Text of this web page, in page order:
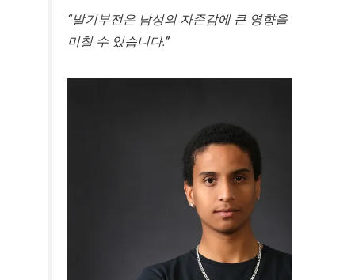
“발기부전은 남성의 자존감에 큰 영향을
미칠 수 있습니다.”